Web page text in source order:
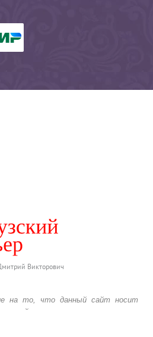
Викторович
на то, что данный сайт носит
характер и ни при каких